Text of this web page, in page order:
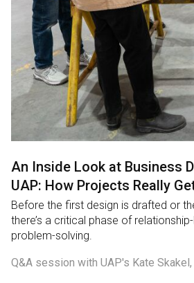
An Inside Look at Business
UAP: How Projects Really
Before the first design is drafted or
there’s a critical phase of
problem-solving.
Q&A session with UAP's Kate